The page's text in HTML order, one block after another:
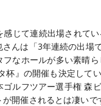
じて連続出場されて
んは「3年連続の出場
フなホールが多い素晴
杯』の開催も決定して
ゴルフツアー選手権 森
開催されるとは凄い